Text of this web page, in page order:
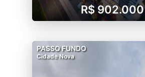
R$ 902.000
PASSO FUNDO
Cidade Nova